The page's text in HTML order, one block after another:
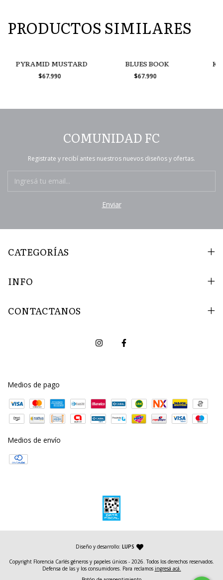
PRODUCTOS SIMILARES
PYRAMID MUSTARD
$67.990
BLUES BOOK
$67.990
COMUNIDAD FC
Registrate y recibí antes nuestros nuevos diseños y ofertas.
CATEGORÍAS
INFO
CONTACTANOS
Medios de pago
Medios de envío
Diseño y desarrollo: LUPS — agencia de diseño y desarrollo web
Copyright Florencia Carlés géneros y papeles únicos - 2026. Todos los derechos reservados.
Defensa de las y los consumidores. Para reclamos ingresá acá.